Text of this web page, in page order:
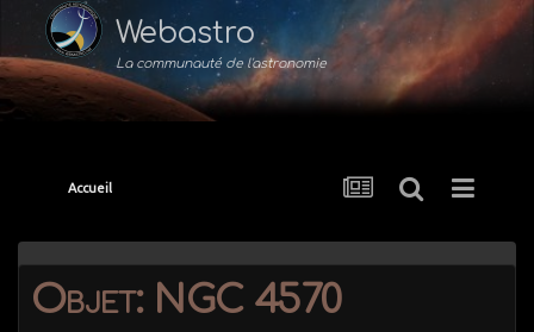
Webastro
La communauté de l'astronomie
Accueil
Objet: NGC 4570